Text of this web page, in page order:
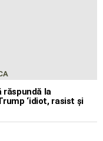
la
‘idiot, rasist și